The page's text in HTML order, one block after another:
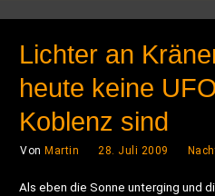
Lichter an
heute keine
Koblenz sind
Von Martin 28. Juli 2009
Als eben die Sonne unterging und